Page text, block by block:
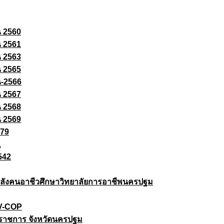
2560
2561
2563
2565
2566
2567
2568
2569
งคนอาชีวศึกษาวิทยาลัยการอาชีพนครปฐม
COP
าชการ จังหวัดนครปฐม